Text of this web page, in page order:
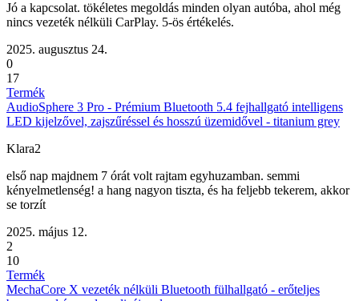
Jó a kapcsolat. tökéletes megoldás minden olyan autóba, ahol még
nincs vezeték nélküli CarPlay. 5-ös értékelés.
2025. augusztus 24.
0
17
Termék
AudioSphere 3 Pro - Prémium Bluetooth 5.4 fejhallgató intelligens
LED kijelzővel, zajszűréssel és hosszú üzemidővel - titanium grey
Klara2
első nap majdnem 7 órát volt rajtam egyhuzamban. semmi
kényelmetlenség! a hang nagyon tiszta, és ha feljebb tekerem, akkor
se torzít
2025. május 12.
2
10
Termék
MechaCore X vezeték nélküli Bluetooth fülhallgató - erőteljes